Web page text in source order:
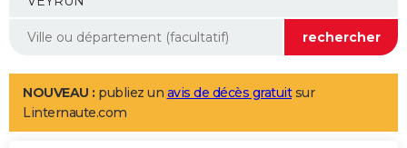
Mobiles
Meilleur smartphone
Internet
Ordinateurs
Jeux vidéo
Guide high-tech
Aménagement intérieur
LIFESTYLE
Art de vivre
Bien-être
Loisirs
Mode
Modes de vie
NOUVEAU : publiez un avis de décès gratuitsur
Linternaute.com